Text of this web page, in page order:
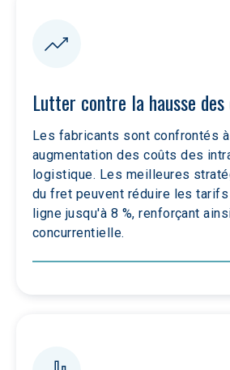
Lutter contre la hausse
Les fabricants sont confrontés
augmentation des coûts des
logistique. Les meilleures
du fret peuvent réduire les
ligne jusqu'à 8 %, renforçant
concurrentielle.